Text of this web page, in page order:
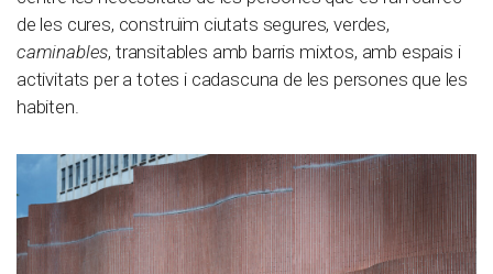
de les cures, construïm ciutats segures, verdes,
caminables, transitables amb barris mixtos, amb espais i
activitats per a totes i cadascuna de les persones que les
habiten.